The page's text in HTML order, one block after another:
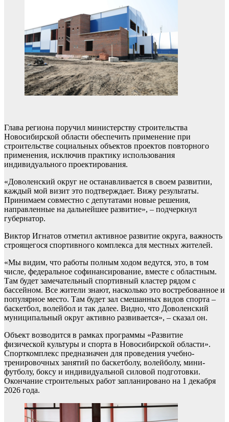
Глава региона поручил министерству строительства
Новосибирской области обеспечить применение при
строительстве социальных объектов проектов повторного
применения, исключив практику использования
индивидуального проектирования.
«Доволенский округ не останавливается в своем развитии,
каждый мой визит это подтверждает. Вижу результаты.
Принимаем совместно с депутатами новые решения,
направленные на дальнейшее развитие», – подчеркнул
губернатор.
Виктор Игнатов отметил активное развитие округа, важность
строящегося спортивного комплекса для местных жителей.
«Мы видим, что работы полным ходом ведутся, это, в том
числе, федеральное софинансирование, вместе с областным.
Там будет замечательный спортивный кластер рядом с
бассейном. Все жители знают, насколько это востребованное и
популярное место. Там будет зал смешанных видов спорта –
баскетбол, волейбол и так далее. Видно, что Доволенский
муниципальный округ активно развивается», – сказал он.
Объект возводится в рамках программы «Развитие
физической культуры и спорта в Новосибирской области».
Спорткомплекс предназначен для проведения учебно-
тренировочных занятий по баскетболу, волейболу, мини-
футболу, боксу и индивидуальной силовой подготовки.
Окончание строительных работ запланировано на 1 декабря
2026 года.